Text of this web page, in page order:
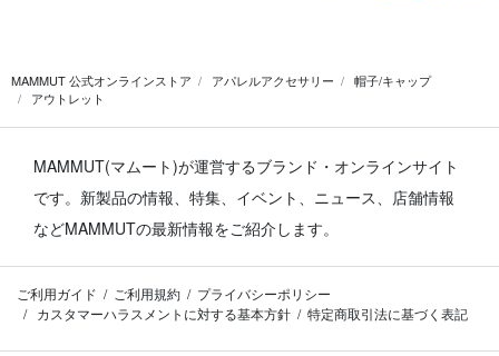
MAMMUT 公式オンラインストア アパレルアクセサリー
帽子/キャップ
アウトレット
MAMMUT(マムート)が運営するブランド・オンラインサイト
です。 新製品の情報、特集、イベント、ニュース、店舗情報
などMAMMUTの最新情報をご紹介します。
ご利用ガイド ご利用規約
プライバシーポリシー
カスタマーハラスメントに対する基本方針
特定商取引法に基づく表記